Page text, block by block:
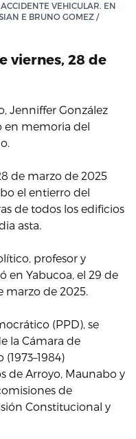
VEHICULAR. EN
E BRUNO GOMEZ /
viernes, 28 de
Jenniffer González
en memoria del
de marzo de 2025
el entierro del
de todos los edificios
asta.
profesor y
en Yabucoa, el 29 de
marzo de 2025.
(PPD), se
la Cámara de
de Arroyo, Maunabo y
de
Constitucional y